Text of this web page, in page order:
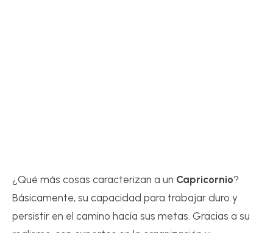
¿Qué más cosas caracterizan a un Capricornio?
Básicamente, su capacidad para trabajar duro y
persistir en el camino hacia sus metas. Gracias a su